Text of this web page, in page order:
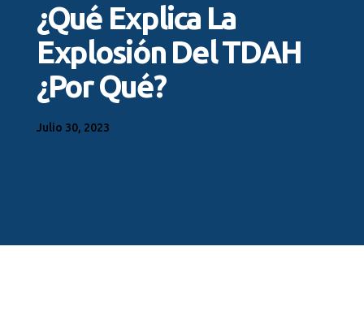
¿Qué Explica La
Explosión Del TDAH
¿Por Qué?
Julio 30, 2023